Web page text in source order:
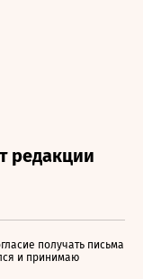
получать письма
и принимаю